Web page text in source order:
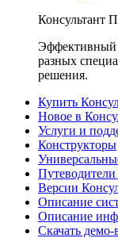
Консультант
Эффективный
разных
решения.
Купить
Новое в
Услуги и
Конструкторы
Версии
Описание
Описание
Скачать